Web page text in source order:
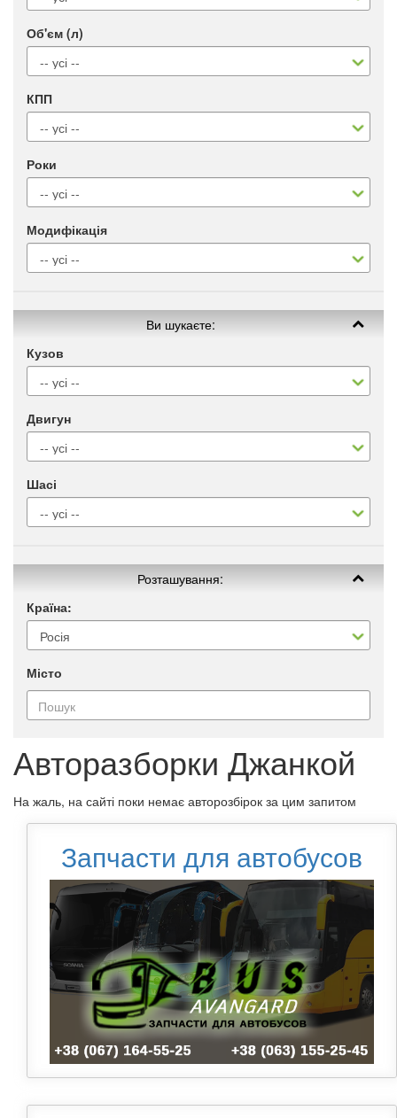
Об'єм (л)
КПП
Роки
Модифікація
Ви шукаєте:
Кузов
Двигун
Шасі
Розташування:
Країна:
Місто
Авторазборки Джанкой
На жаль, на сайті поки немає авторозбірок за цим запитом
Запчасти для автобусов